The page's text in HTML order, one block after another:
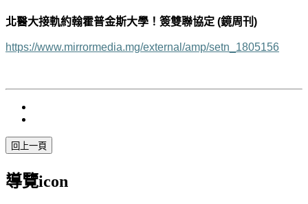
北醫大接軌約翰霍普金斯大學！簽雙聯協定 (鏡周刊)
https://www.mirrormedia.mg/external/amp/setn_1805156
導覽icon